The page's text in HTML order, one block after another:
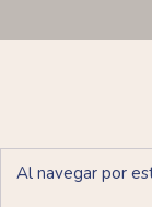
Al navegar por